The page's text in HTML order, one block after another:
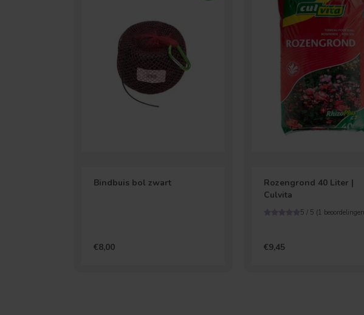
Bindbuis bol zwart
€8,00
Rozengrond 40 Liter |
Culvita
5 / 5 (1
€9,45